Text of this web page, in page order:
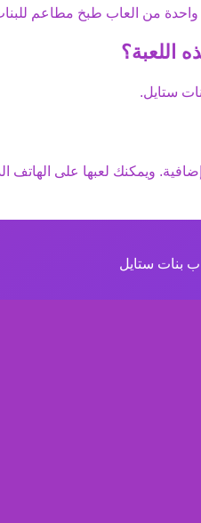
من العاب طبخ مطاعم
اللعبة؟
ستايل.
ويمكنك لعبها على الهاتف
بنات ستايل